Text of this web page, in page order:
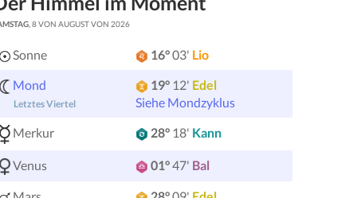
, 8 VON AUGUST VON 2026
Sonne 16°03' Lio
Mond
Letztes Viertel
19°12' Edel
Siehe Mondzyklus
Merkur
28°18' Kann
Venus 01°47' Bal